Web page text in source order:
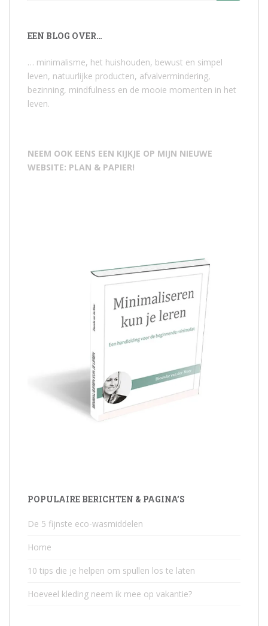
EEN BLOG OVER…
… minimalisme, het huishouden, bewust en simpel
leven, natuurlijke producten, afvalvermindering,
bezinning, mindfulness en de mooie momenten in het
leven.
NEEM OOK EENS EEN KIJKJE OP MIJN NIEUWE
WEBSITE: PLAN & PAPIER!
POPULAIRE BERICHTEN & PAGINA’S
De 5 fijnste eco-wasmiddelen
Home
10 tips die je helpen om spullen los te laten
Hoeveel kleding neem ik mee op vakantie?